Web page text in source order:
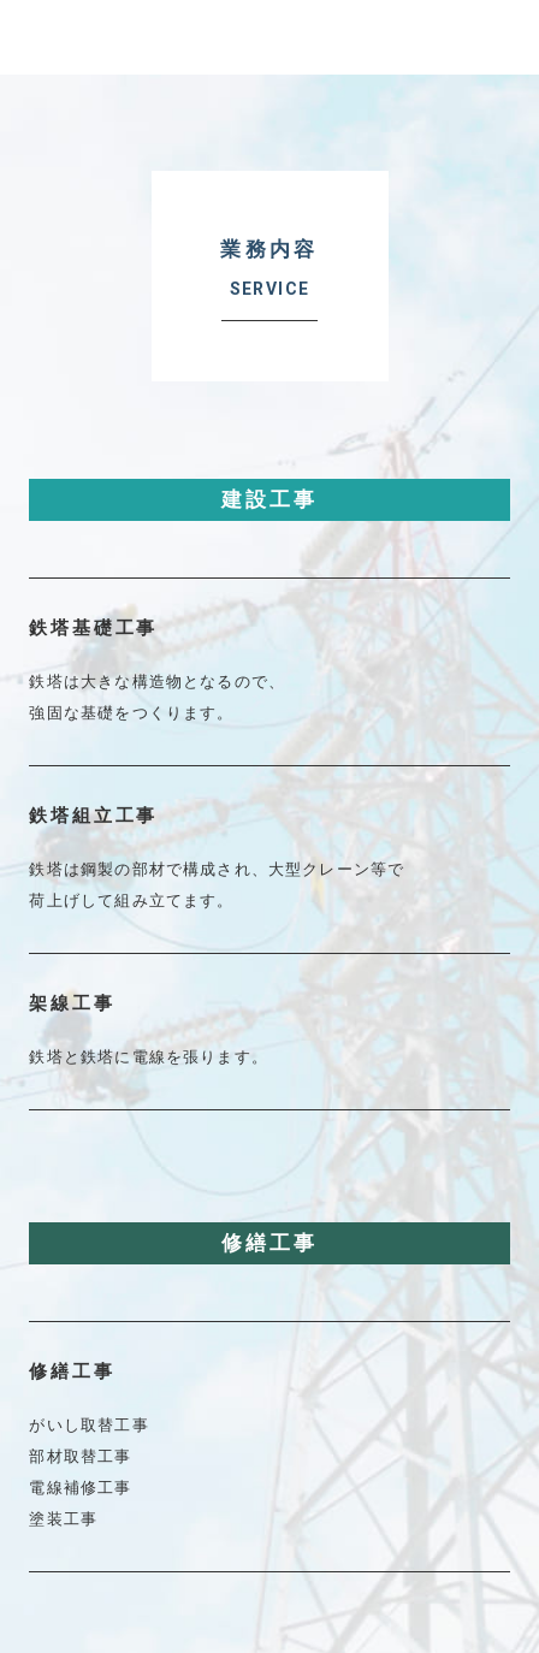
業務内容
SERVICE
建設工事
鉄塔基礎工事
鉄塔は大きな構造物となるので、
強固な基礎をつくります。
鉄塔組立工事
鉄塔は鋼製の部材で構成され、大型クレーン等で
荷上げして組み立てます。
架線工事
鉄塔と鉄塔に電線を張ります。
修繕工事
修繕工事
がいし取替工事
部材取替工事
電線補修工事
塗装工事